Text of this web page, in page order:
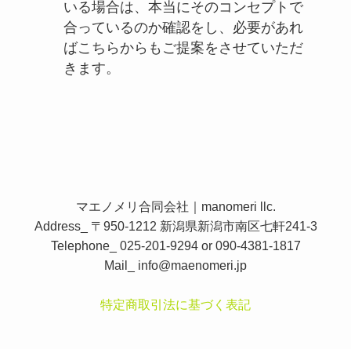
いる場合は、本当にそのコンセプトで
合っているのか確認をし、必要があれ
ばこちらからもご提案をさせていただ
きます。
マエノメリ合同会社｜manomeri llc.
Address_ 〒950-1212 新潟県新潟市南区七軒241-3
Telephone_ 025-201-9294 or 090-4381-1817
Mail_ info@maenomeri.jp
特定商取引法に基づく表記